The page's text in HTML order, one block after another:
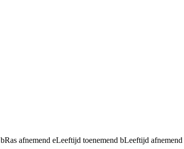
bRas afnemend eLeeftijd toenemend bLeeftijd afnemend